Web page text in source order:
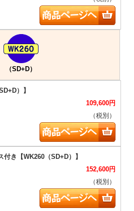
（SD+D）
109,600円
（税別）
152,600円
（税別）